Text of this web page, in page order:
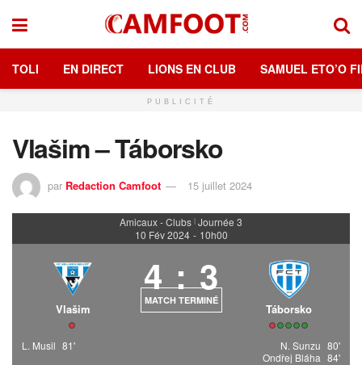
TOLI EN DIRECT LIONS EN CLUB SAMUEL ETO’O
PUBLICITÉ
Vlašim – Táborsko
par Redaction Camfoot 15 juillet 2024
Amicaux - Clubs | Journée 3
10 Fév 2024 - 10h00
Vlašim
4 : 3
MATCH TERMINÉ
Táborsko
L. Musil 81' N. Sunzu 80'
Ondřej Bláha 84'